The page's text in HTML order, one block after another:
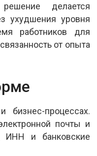
делается
ухудшения уровня
работников для
от опыта
бизнес-процессах.
почты и
ИНН и банковские